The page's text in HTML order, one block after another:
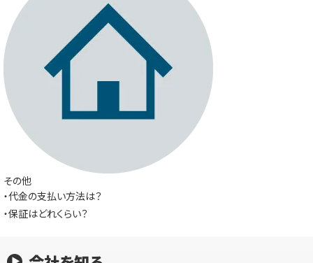
その他
・代金の支払い方法は？
・保証はどれくらい？